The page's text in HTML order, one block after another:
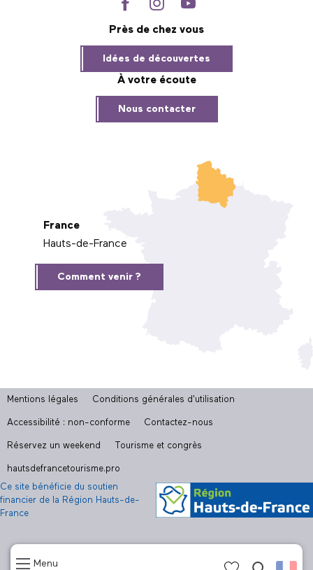
Menu
Près de chez vous
Idées de découvertes
À votre écoute
Nous contacter
France
Hauts-de-France
Comment venir ?
Mentions légales Conditions générales d'utilisation
Accessibilité : non-conforme Contactez-nous
Réservez un weekend Tourisme et congrès
hautsdefrancetourisme.pro
Ce site bénéficie du soutien
financier de la Région Hauts-de-
France